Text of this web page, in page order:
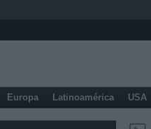
Europa Latinoamérica USA